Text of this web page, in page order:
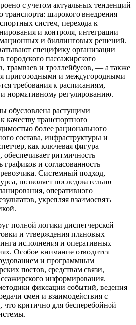
с учетом актуальных тенденций
транспорта: широкого внедрения
систем, перехода к
и контроля, интеграции
и биллинговых решений.
специфику организации
городского пассажирского
трамваев и троллейбусов, — а также
пригородными и междугородными
требования к расписаниям,
нормативному регулированию.
обусловлена растущими
качеству транспортного
более рационального
состава, инфраструктуры и
как ключевая фигура
обеспечивает ритмичность
графиков и согласованность
Системный подход,
позволяет последовательно
оперативного
укрепляя взаимосвязь
полной логики диспетчерской
и утверждения плановых
исполнения и оперативных
Особое внимание отводится
и программным
постов, средствам связи,
информирования.
фиксации событий, ведения
смен и взаимодействия с
критично для бесперебойной